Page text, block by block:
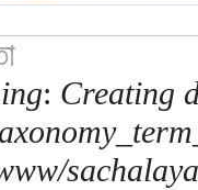
: Creating